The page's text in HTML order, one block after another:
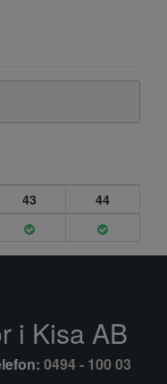
43
44
i Kisa AB
0494 - 100 03